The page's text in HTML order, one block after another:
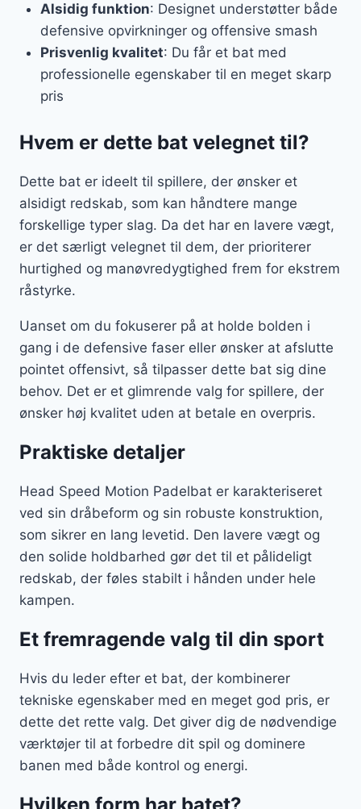
Alsidig funktion: Designet understøtter både
defensive opvirkninger og offensive smash
Prisvenlig kvalitet: Du får et bat med
professionelle egenskaber til en meget skarp
pris
Hvem er dette bat velegnet til?
Dette bat er ideelt til spillere, der ønsker et
alsidigt redskab, som kan håndtere mange
forskellige typer slag. Da det har en lavere vægt,
er det særligt velegnet til dem, der prioriterer
hurtighed og manøvredygtighed frem for ekstrem
råstyrke.
Uanset om du fokuserer på at holde bolden i
gang i de defensive faser eller ønsker at afslutte
pointet offensivt, så tilpasser dette bat sig dine
behov. Det er et glimrende valg for spillere, der
ønsker høj kvalitet uden at betale en overpris.
Praktiske detaljer
Head Speed Motion Padelbat er karakteriseret
ved sin dråbeform og sin robuste konstruktion,
som sikrer en lang levetid. Den lavere vægt og
den solide holdbarhed gør det til et pålideligt
redskab, der føles stabilt i hånden under hele
kampen.
Et fremragende valg til din sport
Hvis du leder efter et bat, der kombinerer
tekniske egenskaber med en meget god pris, er
dette det rette valg. Det giver dig de nødvendige
værktøjer til at forbedre dit spil og dominere
banen med både kontrol og energi.
Hvilken form har batet?